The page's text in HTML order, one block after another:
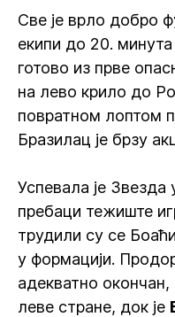
Све је врло добро
екипи до 20.
готово из прве
на лево крило до
повратном лоптом
Бразилац је брзу
Успевала је Звезда
пребаци тежиште
трудили су се
у формацији.
адекватно окончан,
леве стране, док је